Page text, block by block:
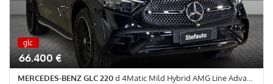
nuova glc nuova
66.400 €
MERCEDES-BENZ GLC 220d 4Matic Mild Hybrid AMG Line Advanced